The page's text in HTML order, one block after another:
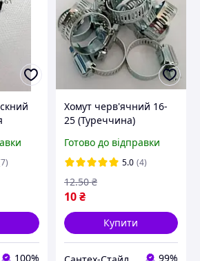
100%
Хомут черв'ячний 16-
25 (Туреччина)
Готово до відправки
5.0 (4)
10₴
12.50 ₴
Купити
99%